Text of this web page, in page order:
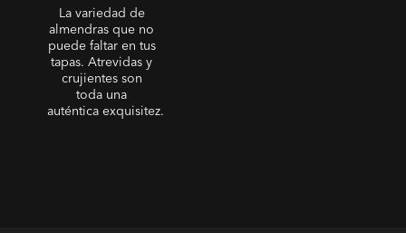
La variedad de
almendras que no
puede faltar en tus
tapas. Atrevidas y
crujientes son
toda una
auténtica exquisitez.